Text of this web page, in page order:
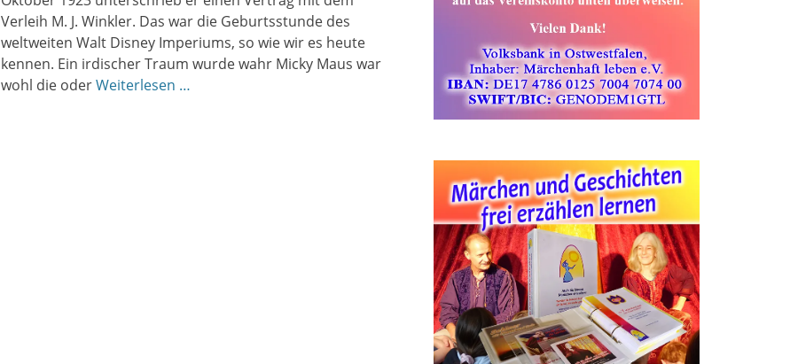
Verleih M. J. Winkler. Das war die Geburtsstunde des
weltweiten Walt Disney Imperiums, so wie wir es heute
kennen. Ein irdischer Traum wurde wahr Micky Maus war
wohl die oderWeiterlesen …